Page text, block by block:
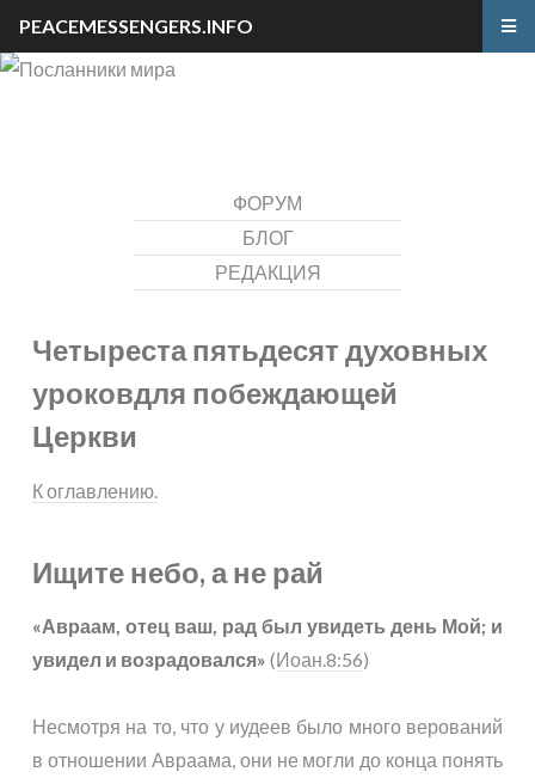
ФОРУМ
БЛОГ
РЕДАКЦИЯ
Четыреста пятьдесят духовных
уроковдля побеждающей
Церкви
К оглавлению.
Ищите небо, а не рай
«Авраам, отец ваш, рад был увидеть день Мой; и
увидел и возрадовался» (Иоан.8:56)
Несмотря на то, что у иудеев было много верований
в отношении Авраама, они не могли до конца понять
PEACEMESSENGERS.INFO